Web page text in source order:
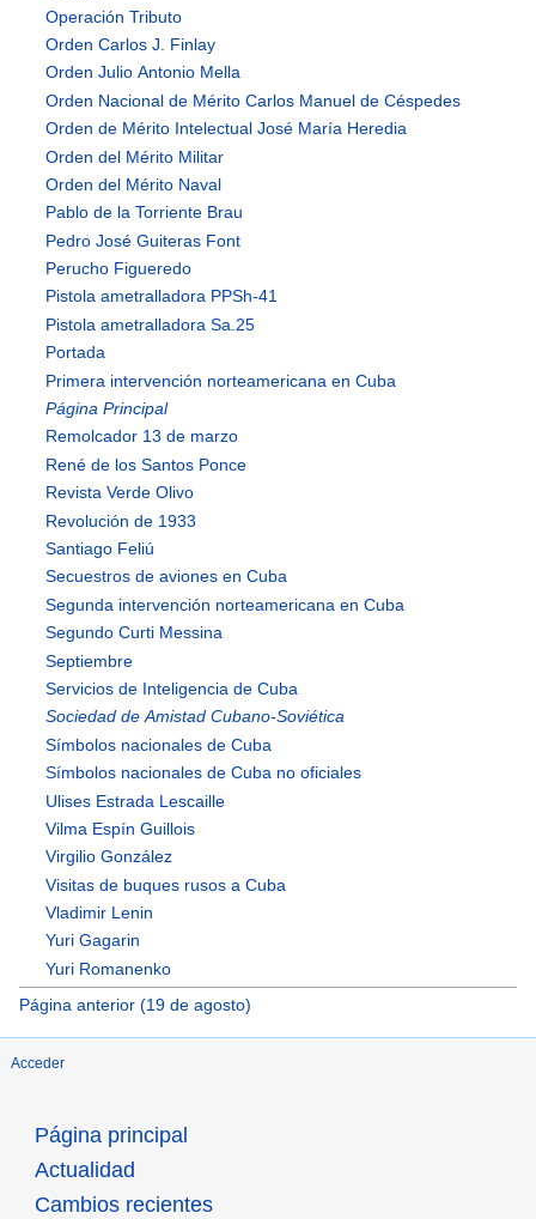
Operación Tributo
Orden Carlos J. Finlay
Orden Julio Antonio Mella
Orden Nacional de Mérito Carlos Manuel de Céspedes
Orden de Mérito Intelectual José María Heredia
Orden del Mérito Militar
Orden del Mérito Naval
Pablo de la Torriente Brau
Pedro José Guiteras Font
Perucho Figueredo
Pistola ametralladora PPSh-41
Pistola ametralladora Sa.25
Portada
Primera intervención norteamericana en Cuba
Página Principal
Remolcador 13 de marzo
René de los Santos Ponce
Revista Verde Olivo
Revolución de 1933
Santiago Feliú
Secuestros de aviones en Cuba
Segunda intervención norteamericana en Cuba
Segundo Curti Messina
Septiembre
Servicios de Inteligencia de Cuba
Sociedad de Amistad Cubano-Soviética
Símbolos nacionales de Cuba
Símbolos nacionales de Cuba no oficiales
Ulises Estrada Lescaille
Vilma Espín Guillois
Virgilio González
Visitas de buques rusos a Cuba
Vladimir Lenin
Yuri Gagarin
Yuri Romanenko
Página anterior (19 de agosto)
Acceder
Página principal
Actualidad
Cambios recientes